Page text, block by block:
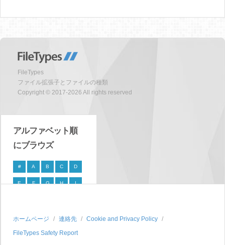
FileTypes
ファイル拡張子とファイルの種類
Copyright © 2017-2026 All rights reserved
アルファベット順
にブラウズ
# A B C D
E F G H I
P Q R S
T U V W X
ホームページ 連絡先
Cookie and Privacy Policy
FileTypes Safety Report